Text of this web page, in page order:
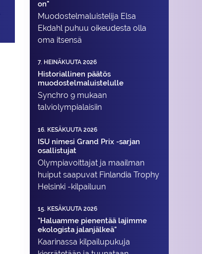
on"
Muodostelma­luistelija Elsa
Ekdahl puhuu oikeudesta olla
oma itsensä
7. HEINÄKUUTA 2026
Historiallinen päätös
muodostelmaluistelulle
Synchro 9 mukaan
talviolympialaisiin
16. KESÄKUUTA 2026
ISU nimesi Grand Prix -sarjan
osallistujat
Olympiavoittajat ja maailman
huiput saapuvat Finlandia Trophy
Helsinki -kilpailuun
15. KESÄKUUTA 2026
"Haluamme pienentää lajimme
ekologista jalanjälkeä"
Kaarinassa kilpailupukuja